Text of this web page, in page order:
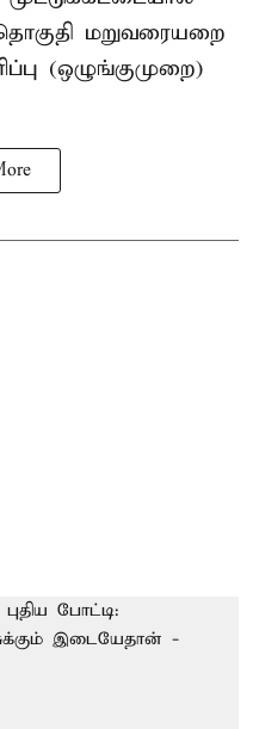
மறுவரையறை
(ஒழுங்குமுறை)